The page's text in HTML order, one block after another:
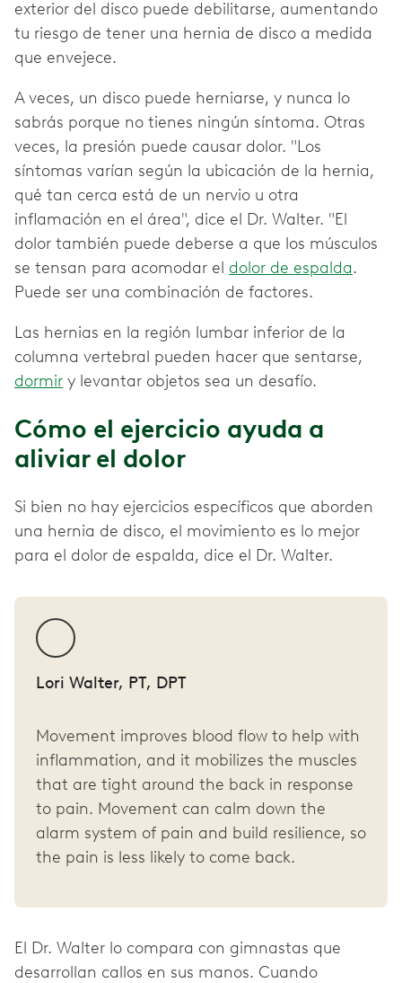
exterior del disco puede debilitarse, aumentando
tu riesgo de tener una hernia de disco a medida
que envejece.
A veces, un disco puede herniarse, y nunca lo
sabrás porque no tienes ningún síntoma. Otras
veces, la presión puede causar dolor. "Los
síntomas varían según la ubicación de la hernia,
qué tan cerca está de un nervio u otra
inflamación en el área", dice el Dr. Walter. "El
dolor también puede deberse a que los músculos
se tensan para acomodar el dolor de espalda.
Puede ser una combinación de factores.
Las hernias en la región lumbar inferior de la
columna vertebral pueden hacer que sentarse,
dormir y levantar objetos sea un desafío.
Cómo el ejercicio ayuda a
aliviar el dolor
Si bien no hay ejercicios específicos que aborden
una hernia de disco, el movimiento es lo mejor
para el dolor de espalda, dice el Dr. Walter.
Lori Walter, PT, DPT
Movement improves blood flow to help with
inflammation, and it mobilizes the muscles
that are tight around the back in response
to pain. Movement can calm down the
alarm system of pain and build resilience, so
the pain is less likely to come back.
El Dr. Walter lo compara con gimnastas que
desarrollan callos en sus manos. Cuando